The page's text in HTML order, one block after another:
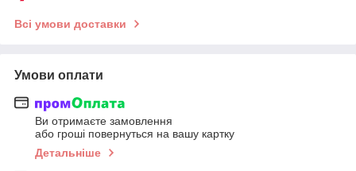
Всі умови доставки
Умови оплати
Ви отримаєте замовлення
або гроші повернуться на вашу картку
Детальніше